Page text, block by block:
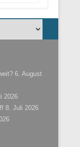
6. August
2026
8. Juli 2026